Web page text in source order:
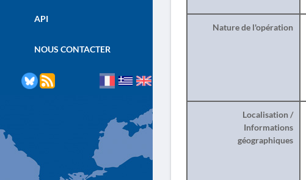
API
NOUS CONTACTER
Nature de l'opération
Localisation /
Informations
géographiques